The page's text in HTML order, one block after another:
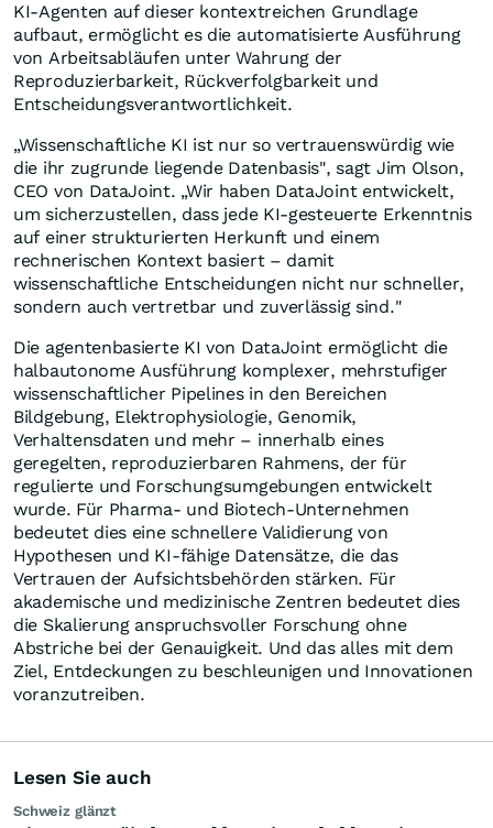
KI-Agenten auf dieser kontextreichen Grundlage
aufbaut, ermöglicht es die automatisierte Ausführung
von Arbeitsabläufen unter Wahrung der
Reproduzierbarkeit, Rückverfolgbarkeit und
Entscheidungsverantwortlichkeit.
„Wissenschaftliche KI ist nur so vertrauenswürdig wie
die ihr zugrunde liegende Datenbasis", sagt Jim Olson,
CEO von DataJoint. „Wir haben DataJoint entwickelt,
um sicherzustellen, dass jede KI-gesteuerte Erkenntnis
auf einer strukturierten Herkunft und einem
rechnerischen Kontext basiert – damit
wissenschaftliche Entscheidungen nicht nur schneller,
sondern auch vertretbar und zuverlässig sind."
Die agentenbasierte KI von DataJoint ermöglicht die
halbautonome Ausführung komplexer, mehrstufiger
wissenschaftlicher Pipelines in den Bereichen
Bildgebung, Elektrophysiologie, Genomik,
Verhaltensdaten und mehr – innerhalb eines
geregelten, reproduzierbaren Rahmens, der für
regulierte und Forschungsumgebungen entwickelt
wurde. Für Pharma- und Biotech-Unternehmen
bedeutet dies eine schnellere Validierung von
Hypothesen und KI-fähige Datensätze, die das
Vertrauen der Aufsichtsbehörden stärken. Für
akademische und medizinische Zentren bedeutet dies
die Skalierung anspruchsvoller Forschung ohne
Abstriche bei der Genauigkeit. Und das alles mit dem
Ziel, Entdeckungen zu beschleunigen und Innovationen
voranzutreiben.
Lesen Sie auch
Schweiz glänzt